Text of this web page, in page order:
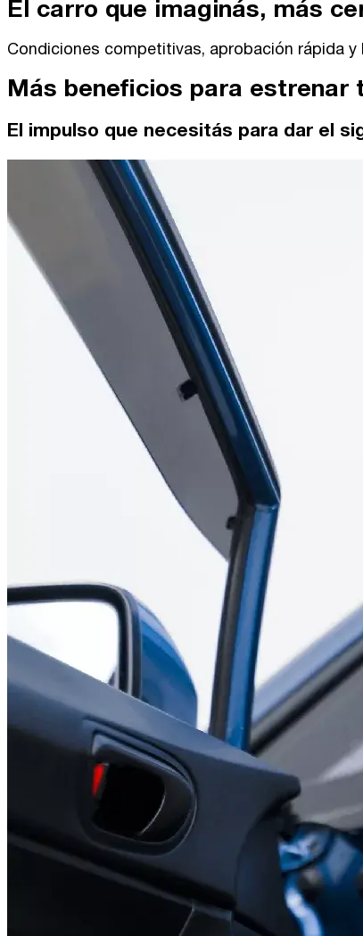
El carro que imaginás, más
Condiciones competitivas, aprobación rápida
Más beneficios para estrenar
El impulso que necesitás para dar el